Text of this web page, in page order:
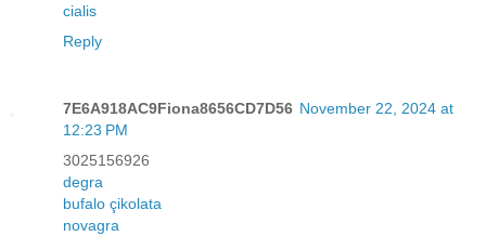
cialis
Reply
7E6A918AC9Fiona8656CD7D56 November 22, 2024 at
12:23 PM
3025156926
degra
bufalo çikolata
novagra